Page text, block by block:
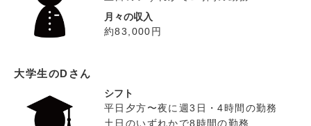
月々の収入
約83,000円
大学生のDさん
シフト
平日夕方〜夜に週3日・4時間の勤務
土日のいずれかで8時間の勤務